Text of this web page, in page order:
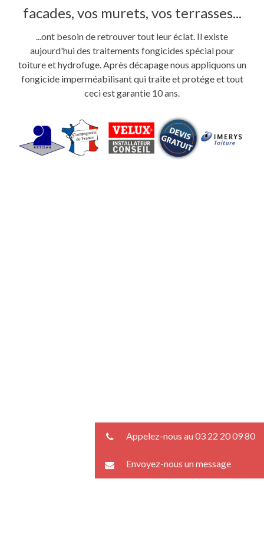
facades, vos murets, vos terrasses...
...ont besoin de retrouver tout leur éclat. Il existe
aujourd'hui des traitements fongicides spécial pour
toiture et hydrofuge. Après décapage nous appliquons un
fongicide imperméabilisant qui traite et protége et tout
ceci est garantie 10 ans.
Appelez-nous au 03 22 20 09 80
Envoyez-nous un message